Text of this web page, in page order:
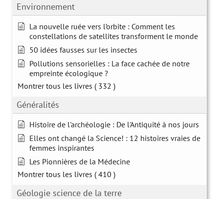
Environnement
La nouvelle ruée vers l’orbite : Comment les
constellations de satellites transforment le monde
50 idées fausses sur les insectes
Pollutions sensorielles : La face cachée de notre
empreinte écologique ?
Montrer tous les livres ( 332 )
Généralités
Histoire de l'archéologie : De l'Antiquité à nos jours
Elles ont changé la Science! : 12 histoires vraies de
femmes inspirantes
Les Pionnières de la Médecine
Montrer tous les livres ( 410 )
Géologie science de la terre